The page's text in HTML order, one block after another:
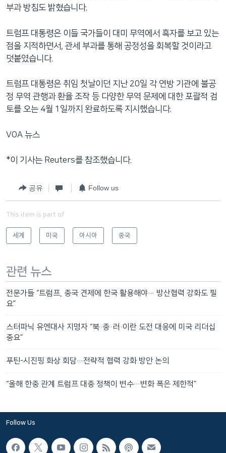
부과 방침도 밝혔습니다.
트럼프 대통령은 이들 국가들이 대미 무역에서 흑자를 보고 있는
점을 지적하면서, 관세 부과를 통해 공정성을 회복할 것이라고
덧붙였습니다.
트럼프 대통령은 취임 첫날이던 지난 20일 각 연방 기관에 불공
정 무역 관행과 환율 조작 등 다양한 무역 문제에 대한 포괄적 검
토를 오는 4월 1일까지 완료하도록 지시했습니다.
VOA 뉴스
*이 기사는 Reuters를 참조했습니다.
공유 Follow us
This item is part of
세계 미국 아시아 중국
관련 뉴스
전문가들 “트럼프, 중국 견제에 한국 활용해야… 방산협력 강화도 필
요”
스터파닉 유엔대사 지명자 “북·중·러·이란 도전 대응에 미국 리더십
중요”
푸틴-시진핑 화상 회담…전략적 협력 강화 방안 논의
“올해 한중 관계 트럼프 대중 정책이 변수…변화 폭은 제한적”
Follow Us